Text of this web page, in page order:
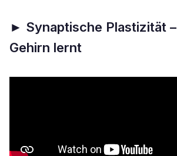
► Synaptische Plastizität
Gehirn lernt